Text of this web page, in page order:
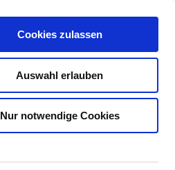
Cookies zulassen
Auswahl erlauben
Nur notwendige Cookies